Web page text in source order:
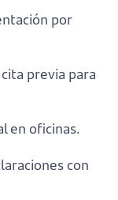
por
previa para
en oficinas.
con